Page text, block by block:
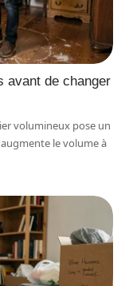
avant de changer
volumineux pose un
le volume à